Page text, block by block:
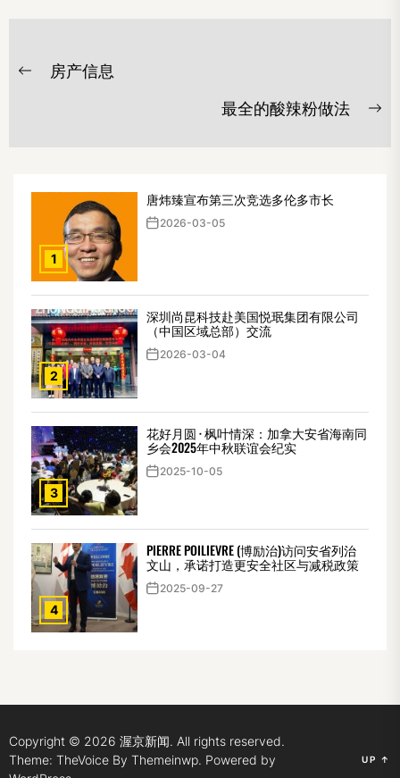
文
章Previous
房产信息
最全的酸辣粉做法
1
唐炜臻宣布第三次竞选多伦多市长
2026-03-05
2
深圳尚昆科技赴美国悦珉集团有限公司
（中国区域总部）交流
2026-03-04
3
花好月圆 · 枫叶情深：加拿大安省海南同
乡会2025年中秋联谊会纪实
2025-10-05
4
PIERRE POILIEVRE (博励治)访问安省列治
文山，承诺打造更安全社区与减税政策
2025-09-27
Copyright © 2026 渥京新闻. All rights reserved.
Theme: TheVoice By Themeinwp. Powered by
UP ↑